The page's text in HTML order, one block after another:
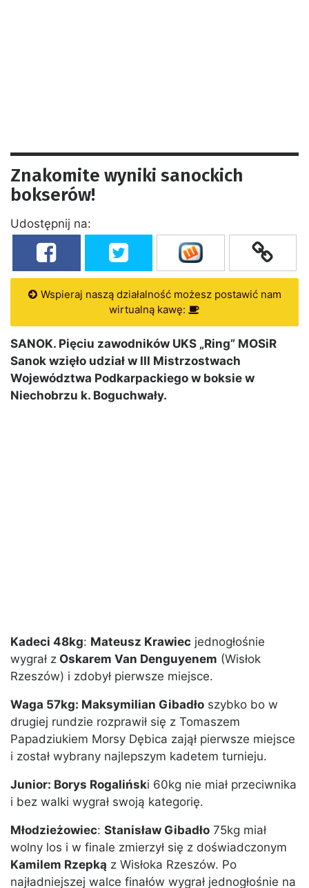
Znakomite wyniki sanockich
bokserów!
Udostępnij na:
Wspieraj naszą działalność możesz postawić nam
wirtualną kawę:
SANOK. Pięciu zawodników UKS „Ring” MOSiR
Sanok wzięło udział w III Mistrzostwach
Województwa Podkarpackiego w boksie w
Niechobrzu k. Boguchwały.
Kadeci 48kg: Mateusz Krawiec jednogłośnie
wygrał z Oskarem Van Denguyenem (Wisłok
Rzeszów) i zdobył pierwsze miejsce.
Waga 57kg: Maksymilian Gibadło szybko bo w
drugiej rundzie rozprawił się z Tomaszem
Papadziukiem Morsy Dębica zajął pierwsze miejsce
i został wybrany najlepszym kadetem turnieju.
Junior: Borys Rogaliński 60kg nie miał przeciwnika
i bez walki wygrał swoją kategorię.
Młodzieżowiec: Stanisław Gibadło 75kg miał
wolny los i w finale zmierzył się z doświadczonym
Kamilem Rzepką z Wisłoka Rzeszów. Po
najładniejszej walce finałów wygrał jednogłośnie na